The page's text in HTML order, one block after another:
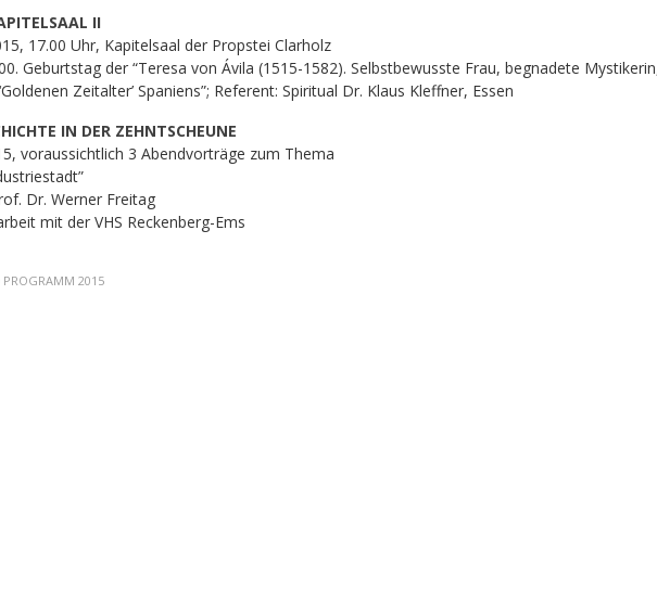
II
17.00 Uhr, Kapitelsaal der Propstei Clarholz
Geburtstag der “Teresa von Ávila (1515-1582). Selbstbewusste Frau, begnadete
Zeitalter’ Spaniens”; Referent: Spiritual Dr. Klaus Kleffner, Essen
IN DER ZEHNTSCHEUNE
voraussichtlich 3 Abendvorträge zum Thema
Dr. Werner Freitag
mit der VHS Reckenberg-Ems
PROGRAMM 2015